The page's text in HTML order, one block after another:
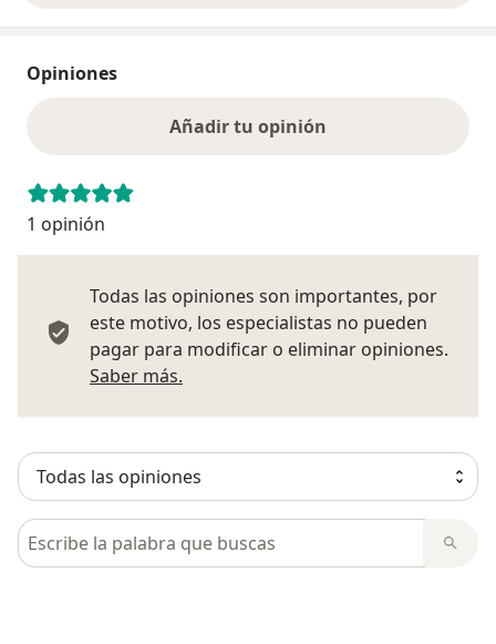
Opiniones
Añadir tu opinión
1 opinión
Todas las opiniones son importantes, por
este motivo, los especialistas no pueden
pagar para modificar o eliminar opiniones.
Saber más.
Busca en opiniones